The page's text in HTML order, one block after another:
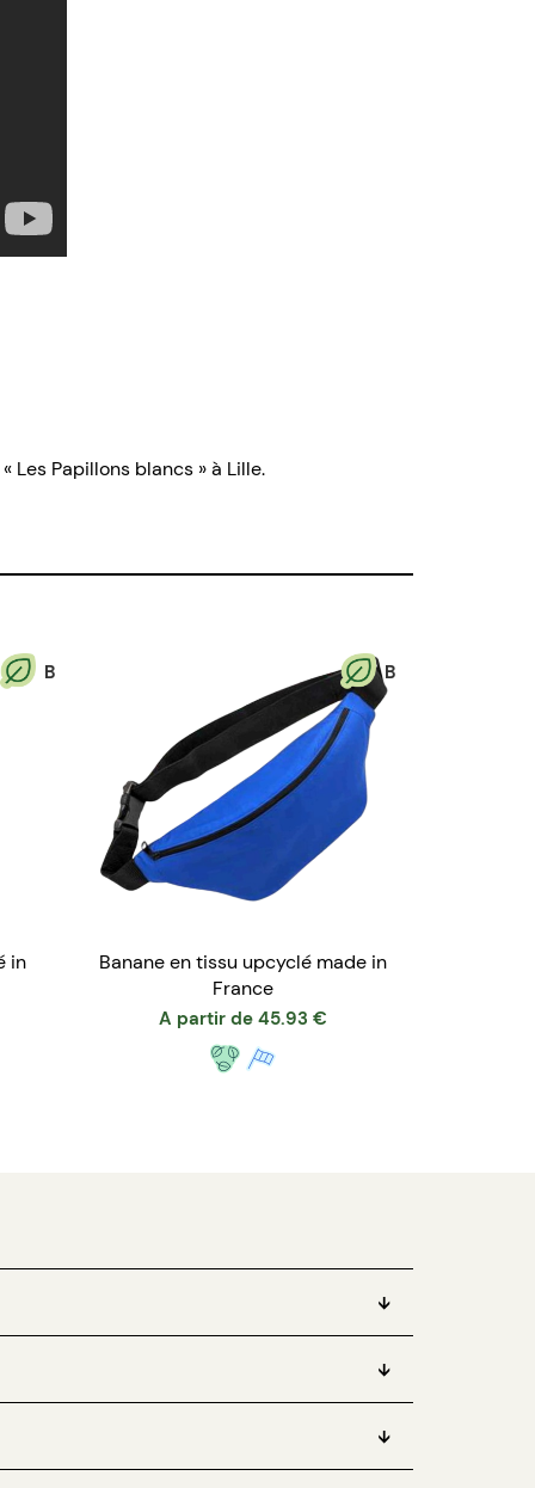
Papillons blancs » à Lille.
B B
Banane en tissu upcyclé made in
France
A partir de 45.93 €